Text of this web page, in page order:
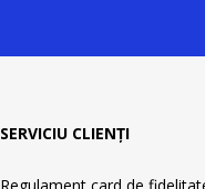
SERVICIU CLIENȚI